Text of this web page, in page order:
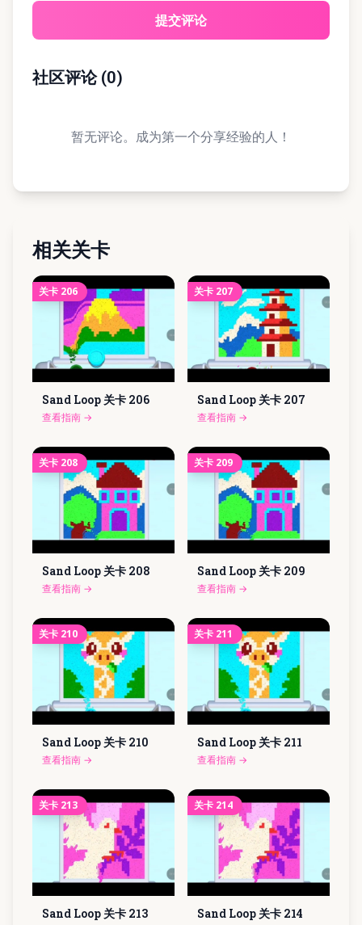
提交评论
社区评论(0)
暂无评论。成为第一个分享经验的人！
相关关卡
关卡 206
Sand Loop 关卡 206
查看指南 →
关卡 207
Sand Loop 关卡 207
查看指南 →
关卡 208
Sand Loop 关卡 208
查看指南 →
关卡 209
Sand Loop 关卡 209
查看指南 →
关卡 210
Sand Loop 关卡 210
查看指南 →
关卡 211
Sand Loop 关卡 211
查看指南 →
关卡 213
Sand Loop 关卡 213
关卡 214
Sand Loop 关卡 214